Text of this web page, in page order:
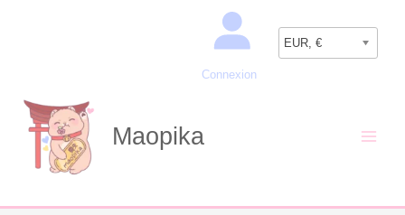
Connexion
EUR, €
Maopika
Recherche